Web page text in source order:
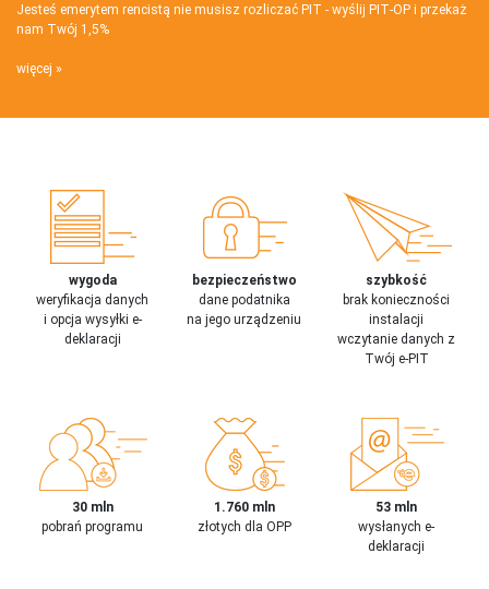
Jesteś emerytem rencistą nie musisz rozliczać PIT - wyślij PIT‑OP i przekaż
nam Twój 1,5%
więcej
wygoda
weryfikacja danych
i opcja wysyłki e-
deklaracji
bezpieczeństwo
dane podatnika
na jego urządzeniu
szybkość
brak konieczności
instalacji
wczytanie danych z
Twój e-PIT
30 mln
pobrań programu
1.760 mln
złotych dla OPP
53 mln
wysłanych e-
deklaracji